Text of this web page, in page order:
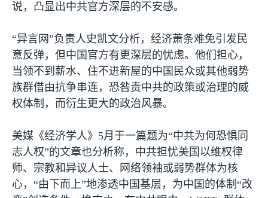
说，凸显出中共官方深层的不安感。
“异言网”负责人史凯文分析，经济萧条难免引发民
意反弹，但中国官方有更深层的忧虑。他们担心，
当领不到薪水、住不进新屋的中国民众或其他弱势
族群借由抗争串连，恐咎责中共的政策或治理的威
权体制，而衍生更大的政治风暴。
美媒《经济学人》 5月于一篇题为“中共为何恐惧同
志人权”的文章也分析称，中共担忧美国以维权律
师、宗教和异议人士、网络领袖或弱势群体为核
心，“由下而上”地渗透中国基层，为中国的体制“改